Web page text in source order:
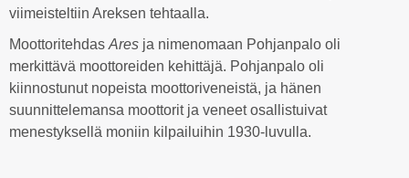
viimeisteltiin Areksen tehtaalla.
Moottoritehdas Ares ja nimenomaan Pohjanpalo oli
merkittävä moottoreiden kehittäjä. Pohjanpalo oli
kiinnostunut nopeista moottoriveneistä, ja hänen
suunnittelemansa moottorit ja veneet osallistuivat
menestyksellä moniin kilpailuihin 1930-luvulla.